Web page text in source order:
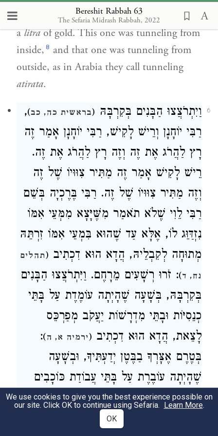
Bereshit Rabbah 63
The Sefaria Midrash Rabbah, 2022
tunneling under his father in order to take
alitraof gold. This one was tunneling from
inside, 8 and that one was tunneling from
outside, as in Arabia they call tunneling
atirata.
6 וַיִתְרֹצֲצוּ הַבָּנִים בְּקִרְבָּהּ (בראשית כה, כב)
,
רַבִּי יוֹחָנָן וְרֵישׁ לָקִישׁ, רַבִּי יוֹחָנָן אָמַר זֶה
רָץ לַהֲרֹג אֶת זֶה וְזֶה רָץ לַהֲרֹג אֶת זֶה.
רֵישׁ לָקִישׁ אָמַר זֶה מַתִּיר צִוּוּיוֹ שֶׁל זֶה
וְזֶה מַתִּיר צִוּוּיוֹ שֶׁל זֶה. רַבִּי בֶּרֶכְיָה בְּשֵׁם
רַבִּי לֵוִי שֶׁלֹא תֹאמַר מִשֶּׁיָּצָא מִמְּעֵי אִמּוֹ
נִזְדַּוֵּג לוֹ, אֶלָּא עַד שֶׁהוּא בִּמְעֵי אִמּוֹ זִרְתֵּהּ
מְתוּחָה לְקִבְלֵיהּ, הֲדָא הוּא דִכְתִיב (תהלים
נח, ד): זֹרוּ רְשָׁעִים מֵרָחֶם. וַיִּתְרֹצֲצוּ הַבָּנִים
בְּקִרְבָּהּ, בְּשָׁעָה שֶׁהָיְתָה עוֹמֶדֶת עַל בָּתֵּי
כְנֵסִיּוֹת וּבָתֵּי מִדְרָשׁוֹת יַעֲקֹב מְפַרְכֵּס
לָצֵאת, הֲדָא הוּא דִכְתִיב (ירמיה א, ה)
:
בְּטֶרֶם אֶצָּרְךָ בַבֶּטֶן יְדַעְתִּיךָ, וּבְשָׁעָה
שֶׁהָיְתָה עוֹבֶרֶת עַל בָּתֵּי עֲבוֹדַת כּוֹכָבִים
עֵשָׂו רָץ וּמְפַרְכֵּס לָצֵאת, הֲדָא הוּא
דִכְתִיב: זֹרוּ רְשָׁעִים מֵרָחֶם. וַתֹּאמֶר אִם כֵּן
We use cookies to give you the best experience possible on
our site. Click OK to continue using Sefaria. Learn More.
OK